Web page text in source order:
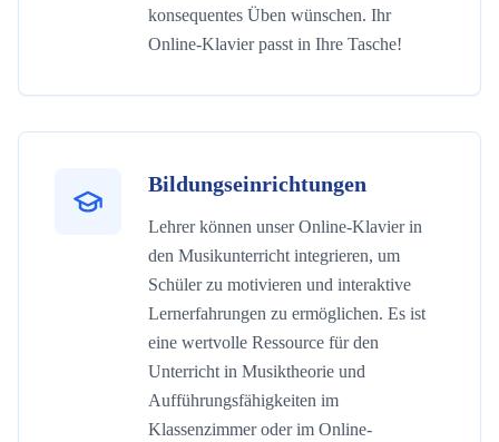
konsequentes Üben wünschen. Ihr
Online-Klavier passt in Ihre Tasche!
Bildungseinrichtungen
Lehrer können unser Online-Klavier in
den Musikunterricht integrieren, um
Schüler zu motivieren und interaktive
Lernerfahrungen zu ermöglichen. Es ist
eine wertvolle Ressource für den
Unterricht in Musiktheorie und
Aufführungsfähigkeiten im
Klassenzimmer oder im Online-